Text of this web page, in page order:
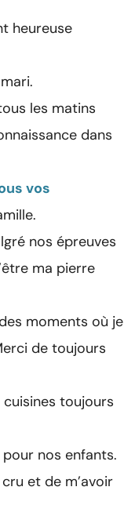
heureuse
les matins
dans
vos
nos épreuves
ma pierre
moments où je
de toujours
toujours
nos enfants.
et de m’avoir